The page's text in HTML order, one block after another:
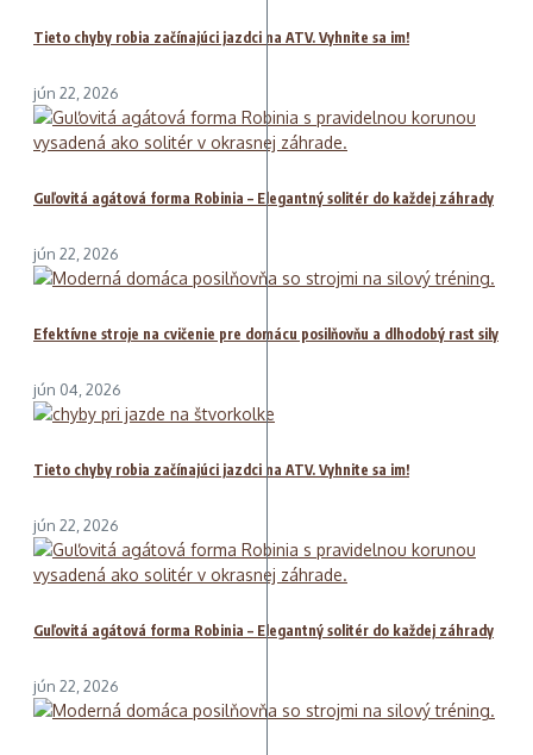
Tieto chyby robia začínajúci jazdci na ATV. Vyhnite sa im!
jún 22, 2026
Guľovitá agátová forma Robinia – Elegantný solitér do každej záhrady
jún 22, 2026
Efektívne stroje na cvičenie pre domácu posilňovňu a dlhodobý rast sily
jún 04, 2026
Tieto chyby robia začínajúci jazdci na ATV. Vyhnite sa im!
jún 22, 2026
Guľovitá agátová forma Robinia – Elegantný solitér do každej záhrady
jún 22, 2026